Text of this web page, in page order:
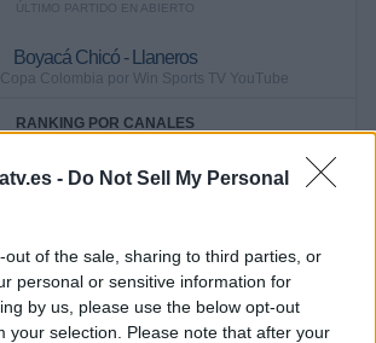
- Do Not Sell My Personal
out of the sale, sharing to third parties, or
personal or sensitive information for
by us, please use the below opt-out
your selection. Please note that after your
ÚLTIMO PARTIDO EN ABIERTO
Boyacá Chicó - Llaneros
Colombia por Win Sports TV YouTube
RANKING POR CANALES
42 (89,36%)
Ver ranking completo
TOTAL
DÍAS